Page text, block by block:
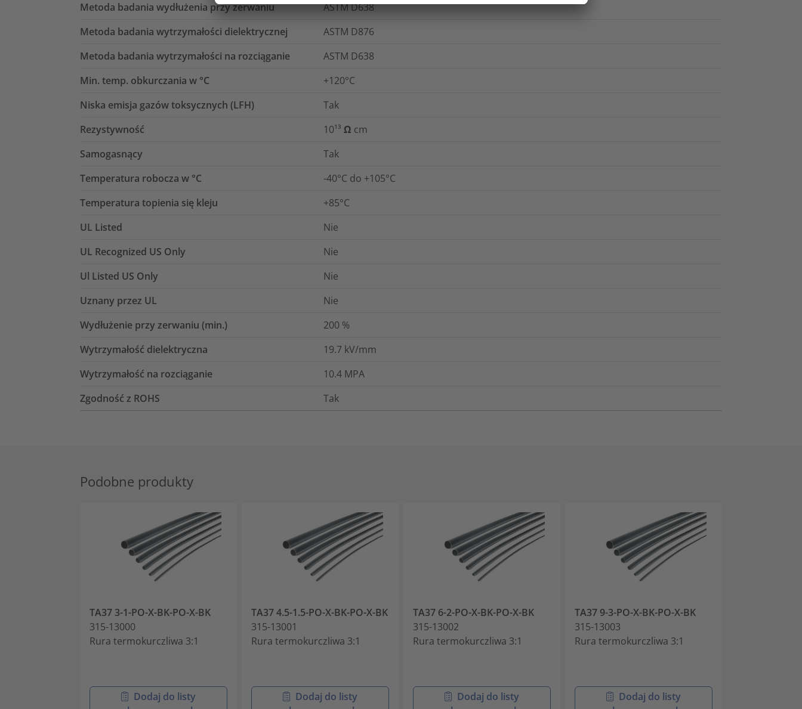
Metoda badania wydłużenia przy zerwaniu
ASTM D638
Metoda badania wytrzymałości dielektrycznej
ASTM D876
Metoda badania wytrzymałości na rozciąganie
ASTM D638
Min. temp. obkurczania w °C
+120°C
Niska emisja gazów toksycznych (LFH)
Tak
Rezystywność
10¹³ Ω cm
Samogasnący
Tak
Temperatura robocza w °C
-40°C do +105°C
Temperatura topienia się kleju
+85°C
UL Listed
Nie
UL Recognized US Only
Nie
Ul Listed US Only
Nie
Uznany przez UL
Nie
Wydłużenie przy zerwaniu (min.)
200 %
Wytrzymałość dielektryczna
19.7 kV/mm
Wytrzymałość na rozciąganie
10.4 MPA
Zgodność z ROHS
Tak
Podobne produkty
TA37 3-1-PO-X-BK-PO-X-BK
315-13000
Rura termokurczliwa 3:1
Dodaj do listy
TA37 4.5-1.5-PO-X-BK-PO-X-BK
315-13001
Rura termokurczliwa 3:1
Dodaj do listy
TA37 6-2-PO-X-BK-PO-X-BK
315-13002
Rura termokurczliwa 3:1
Dodaj do listy
TA37 9-3-PO-X-BK-PO-X-BK
315-13003
Rura termokurczliwa 3:1
Dodaj do listy